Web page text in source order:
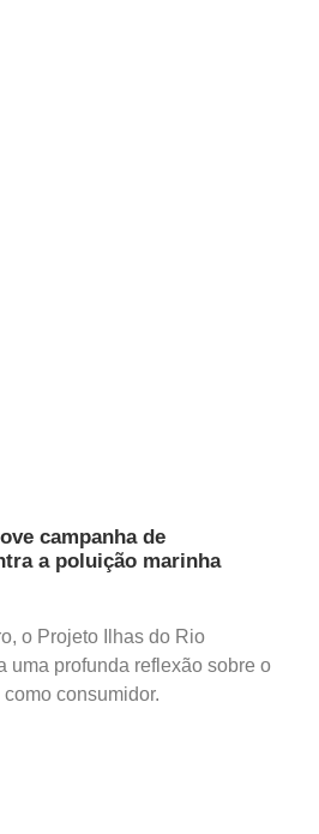
campanha de
a poluição marinha
o Projeto Ilhas do Rio
uma profunda reflexão sobre o
consumidor.